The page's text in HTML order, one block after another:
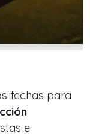
fechas para
e